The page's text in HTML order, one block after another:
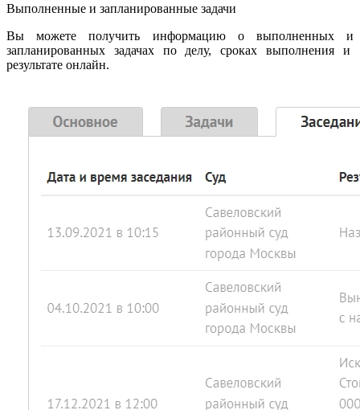
Выполненные и запланированные задачи
Вы можете получить информацию о выполненных и
запланированных задачах по делу, сроках выполнения и
результате онлайн.